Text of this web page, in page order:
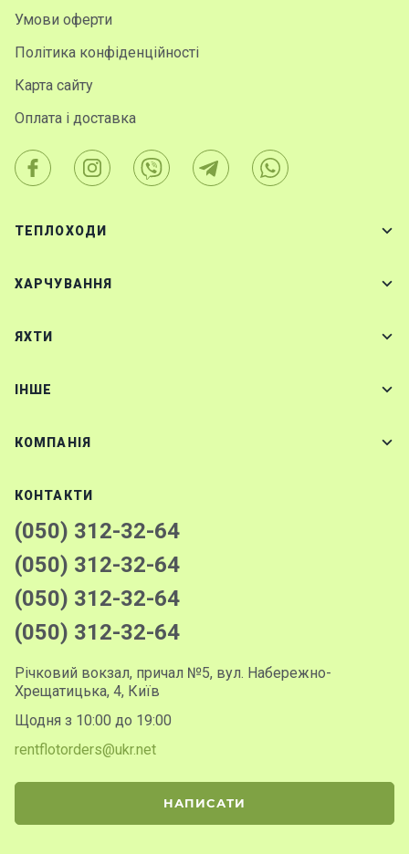
Умови оферти
Політика конфіденційності
Карта сайту
Оплата і доставка
ТЕПЛОХОДИ
ХАРЧУВАННЯ
ЯХТИ
IНШЕ
КОМПАНІЯ
КОНТАКТИ
(050) 312-32-64
(050) 312-32-64
(050) 312-32-64
(050) 312-32-64
Річковий вокзал, причал №5, вул. Набережно-
Хрещатицька, 4, Київ
Щодня з 10:00 до 19:00
rentflotorders@ukr.net
НАПИСАТИ